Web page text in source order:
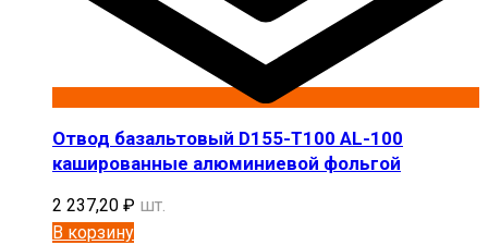
Отвод базальтовый D155-T100 AL-100
кашированные алюминиевой фольгой
2 237,20 ₽ шт.
В корзину